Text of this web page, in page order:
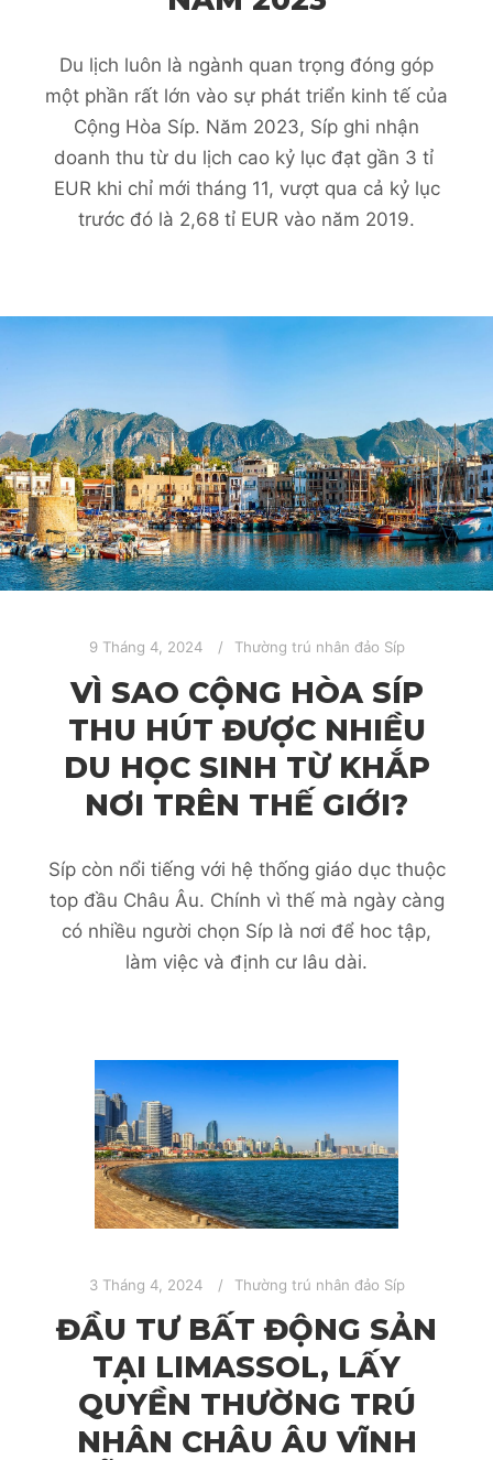
Du lịch luôn là ngành quan trọng đóng góp
một phần rất lớn vào sự phát triển kinh tế của
Cộng Hòa Síp. Năm 2023, Síp ghi nhận
doanh thu từ du lịch cao kỷ lục đạt gần 3 tỉ
EUR khi chỉ mới tháng 11, vượt qua cả kỷ lục
trước đó là 2,68 tỉ EUR vào năm 2019.
9 Tháng 4, 2024 Thường trú nhân đảo Síp
VÌ SAO CỘNG HÒA SÍP
THU HÚT ĐƯỢC NHIỀU
DU HỌC SINH TỪ KHẮP
NƠI TRÊN THẾ GIỚI?
Síp còn nổi tiếng với hệ thống giáo dục thuộc
top đầu Châu Âu. Chính vì thế mà ngày càng
có nhiều người chọn Síp là nơi để hoc tập,
làm việc và định cư lâu dài.
3 Tháng 4, 2024 Thường trú nhân đảo Síp
ĐẦU TƯ BẤT ĐỘNG SẢN